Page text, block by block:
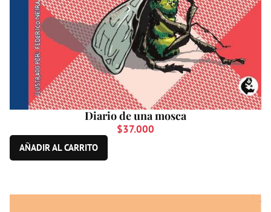
Diario de una mosca
$37.000
AÑADIR AL CARRITO